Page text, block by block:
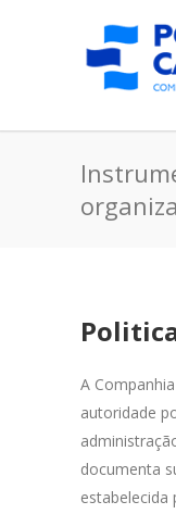
A
autoridade
documenta
estabelecida